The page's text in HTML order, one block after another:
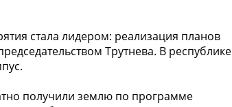
стала лидером: реализация планов
Трутнева. В республике
получили землю по программе